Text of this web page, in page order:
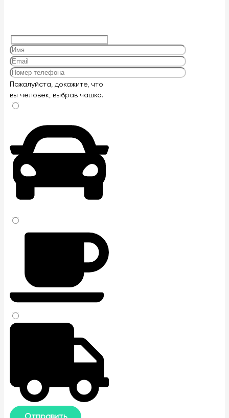
Оставьте
это
поле
Пожалуйста, докажите, что
вы человек, выбравчашка.